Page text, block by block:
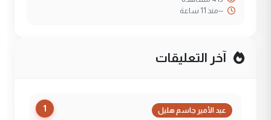
--منذ 11 ساعة
آخر التعليقات
1 عبد الأمير جاسم هليل